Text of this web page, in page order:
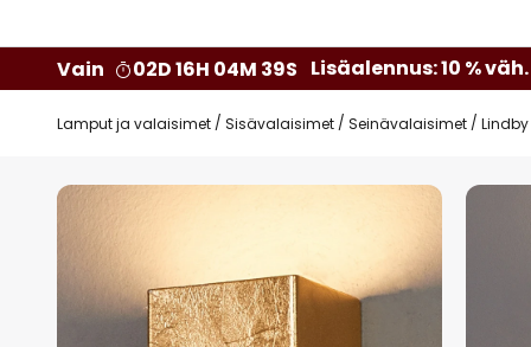
Vain 02D 16H 04M 38S Lisäalennus: 10 %
Lamput ja valaisimet Sisävalaisimet Seinävalaisimet
Skip
of